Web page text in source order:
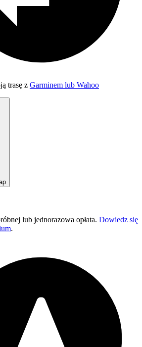
trasę z Garminem lub Wahoo
lub jednorazowa opłata. Dowiedz się
.